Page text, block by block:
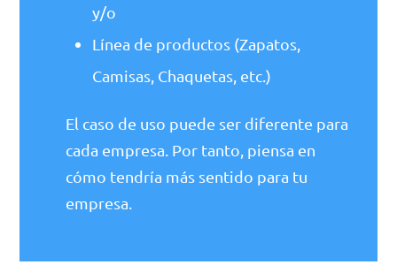
y/o
Línea de productos (Zapatos,
Camisas, Chaquetas, etc.)
El caso de uso puede ser diferente para
cada empresa. Por tanto, piensa en
cómo tendría más sentido para tu
empresa.